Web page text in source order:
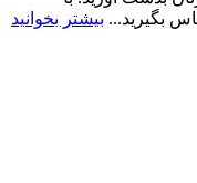
بگیرید... بیشتر بخوانید